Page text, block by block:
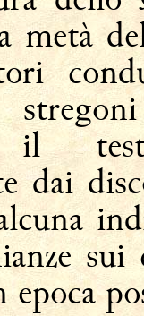
metà
il
dai
sui
epoca